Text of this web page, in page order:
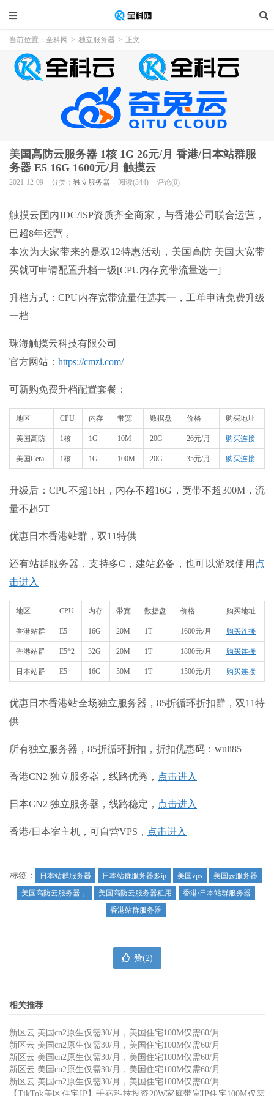
当前位置： 全科网 > 独立服务器 > 正文
美国高防云服务器 1核 1G 26元/月 香港/日本站群服
务器 E5 16G 1600元/月 触摸云
2021-12-09 分类： 独立服务器 阅读(344) 评论(0)
触摸云国内IDC/ISP资质齐全商家，与香港公司联合运营，
已超8年运营 。
本次为大家带来的是双12特惠活动，美国高防|美国大宽带
买就可申请配置升档一级[CPU内存宽带流量选一]
升档方式：CPU内存宽带流量任选其一，工单申请免费升级
一档
珠海触摸云科技有限公司
官方网站： https://cmzi.com/
可新购免费升档配置套餐：
地区 CPU 内存 带宽 数据盘 价格 购买地址
美国高防 1核 1G 10M 20G 26元/月 购买连接
美国Cera 1核 1G 100M 20G 35元/月 购买连接
升级后：CPU不超16H，内存不超16G，宽带不超300M，流
量不超5T
优惠日本香港站群，双11特供
还有站群服务器，支持多C，建站必备，也可以游戏使用 点
击进入
地区 CPU 内存 带宽 数据盘 价格 购买地址
香港站群 E5 16G 20M 1T 1600元/月 购买连接
香港站群 E5*2 32G 20M 1T 1800元/月 购买连接
日本站群 E5 16G 50M 1T 1500元/月 购买连接
优惠日本香港站全场独立服务器，85折循环折扣群，双11特
供
所有独立服务器，85折循环折扣，折扣优惠码：wuli85
香港CN2 独立服务器，线路优秀， 点击进入
日本CN2 独立服务器，线路稳定， 点击进入
香港/日本宿主机，可自营VPS， 点击进入
标签： 日本站群服务器 日本站群服务器多ip 美国vps
美国云服务器
美国高防云服务器，
美国高防云服务器租用
香港/日本站群服务器
香港站群服务器
赞(2)
相关推荐
新区云 美国cn2原生仅需30/月，美国住宅100M仅需60/月
新区云 美国cn2原生仅需30/月，美国住宅100M仅需60/月
新区云 美国cn2原生仅需30/月，美国住宅100M仅需60/月
新区云 美国cn2原生仅需30/月，美国住宅100M仅需60/月
新区云 美国cn2原生仅需30/月，美国住宅100M仅需60/月
【TikTok美区住宅IP】千宿科技投资20W家庭带宽IP住宅100M仅需